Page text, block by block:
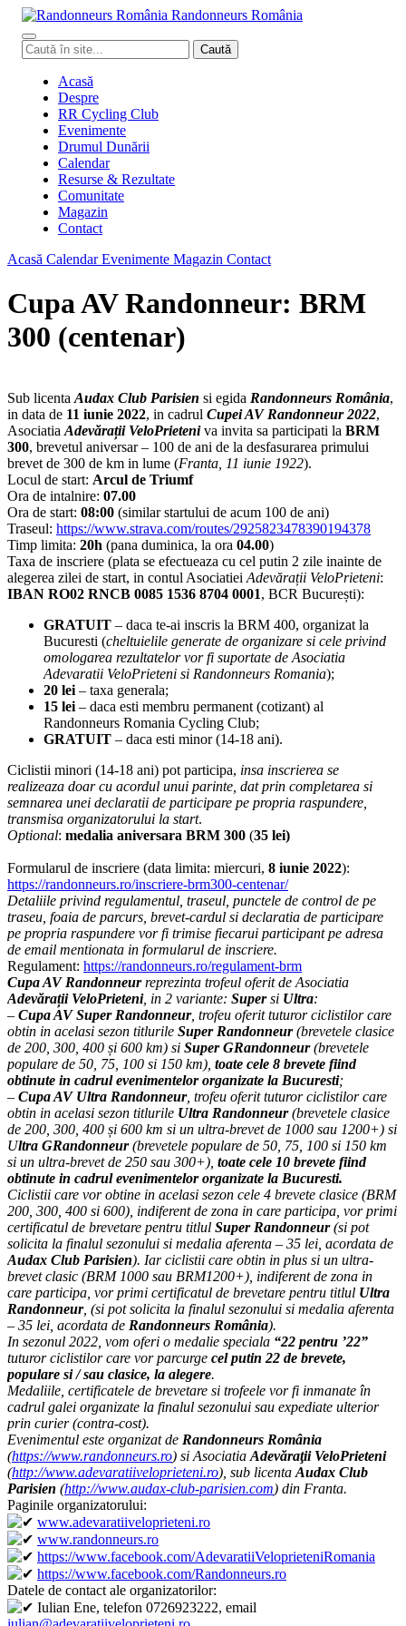
Randonneurs România
Caută
în
Caută
Acasă
Despre
RR Cycling Club
Evenimente
Drumul Dunării
Calendar
Resurse & Rezultate
Comunitate
Magazin
Contact
Acasă CalendarEvenimente Magazin Contact
Cupa AV Randonneur: BRM
300 (centenar)
Sub licenta Audax Club Parisien si egida Randonneurs România,
in data de 11 iunie 2022, in cadrul Cupei AV Randonneur 2022,
Asociatia Adevărații VeloPrieteniva invita sa participati la BRM
300, brevetul aniversar – 100 de ani de la desfasurarea primului
brevet de 300 de km in lume (Franta, 11 iunie 1922).
Locul de start: Arcul de Triumf
Ora de intalnire: 07.00
Ora de start: 08:00 (similar startului de acum 100 de ani)
Traseul: https://www.strava.com/routes/2925823478390194378
Timp limita: 20h (pana duminica, la ora 04.00)
Taxa de inscriere (plata se efectueaza cu cel putin 2 zile inainte de
alegerea zilei de start, in contul Asociatiei Adevărații VeloPrieteni:
IBAN RO02 RNCB 0085 1536 8704 0001, BCR București):
GRATUIT – daca te-ai inscris la BRM 400, organizat la
Bucuresti (cheltuielile generate de organizare si cele privind
omologarea rezultatelor vor fi suportate de Asociatia
Adevaratii VeloPrieteni si Randonneurs Romania);
20 lei – taxa generala;
15 lei – daca esti membru permanent (cotizant) al
Randonneurs Romania Cycling Club;
GRATUIT – daca esti minor (14-18 ani).
Ciclistii minori (14-18 ani) pot participa, insa inscrierea se
realizeaza doar cu acordul unui parinte, dat prin completarea si
semnarea unei declaratii de participare pe propria raspundere,
transmisa organizatorului la start.
Optional: medalia aniversara BRM 300 (35 lei)
Formularul de inscriere (data limita: miercuri, 8 iunie 2022):
https://randonneurs.ro/inscriere-brm300-centenar/
Detaliile privind regulamentul, traseul, punctele de control de pe
traseu, foaia de parcurs, brevet-cardul si declaratia de participare
pe propria raspundere vor fi trimise fiecarui participant pe adresa
de email mentionata in formularul de inscriere.
Regulament: https://randonneurs.ro/regulament-brm
Cupa AV Randonneurreprezinta trofeul oferit de Asociatia
Adevărații VeloPrieteni, in 2 variante: Supersi Ultra:
– Cupa AV Super Randonneur, trofeu oferit tuturor ciclistilor care
obtin in acelasi sezon titlurile Super Randonneur(brevetele clasice
de 200, 300, 400 și 600 km) si Super GRandonneur(brevetele
populare de 50, 75, 100 si 150 km), toate cele 8 brevete fiind
obtinute in cadrul evenimentelor organizate la Bucuresti;
– Cupa AV Ultra Randonneur, trofeu oferit tuturor ciclistilor care
obtin in acelasi sezon titlurile Ultra Randonneur(brevetele clasice
de 200, 300, 400 și 600 km si un ultra-brevet de 1000 sau 1200+) si
Ultra GRandonneur(brevetele populare de 50, 75, 100 si 150 km
si un ultra-brevet de 250 sau 300+), toate cele 10 brevete fiind
obtinute in cadrul evenimentelor organizate la Bucuresti.
Ciclistii care vor obtine in acelasi sezon cele 4 brevete clasice (BRM
200, 300, 400 si 600), indiferent de zona in care participa, vor primi
certificatul de brevetare pentru titlul Super Randonneur(si pot
solicita la finalul sezonului si medalia aferenta – 35 lei, acordata de
Audax Club Parisien). Iar ciclistii care obtin in plus si un ultra-
brevet clasic (BRM 1000 sau BRM1200+), indiferent de zona in
care participa, vor primi certificatul de brevetare pentru titlul Ultra
Randonneur, (si pot solicita la finalul sezonului si medalia aferenta
– 35 lei, acordata de Randonneurs România).
In sezonul 2022, vom oferi o medalie speciala “22 pentru ’22”
tuturor ciclistilor care vor parcurge cel putin 22 de brevete,
populare si / sau clasice, la alegere.
Medaliile, certificatele de brevetare si trofeele vor fi inmanate în
cadrul galei organizate la finalul sezonului sau expediate ulterior
prin curier (contra-cost).
Evenimentul este organizat de Randonneurs România
(https://www.randonneurs.ro) si Asociatia Adevăraţii VeloPrieteni
(http://www.adevaratiiveloprieteni.ro), sub licenta Audax Club
Parisien (http://www.audax-club-parisien.com) din Franta.
Paginile organizatorului:
www.adevaratiiveloprieteni.ro
www.randonneurs.ro
https://www.facebook.com/AdevaratiiVeloprieteniRomania
https://www.facebook.com/Randonneurs.ro
Datele de contact ale organizatorilor:
Iulian Ene, telefon 0726923222, email